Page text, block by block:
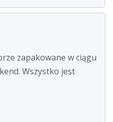
zapakowane w ciągu
Wszystko jest